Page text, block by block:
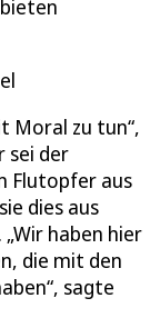
Moral zu tun“,
sei der
Flutopfer aus
dies aus
haben hier
die mit den
sagte